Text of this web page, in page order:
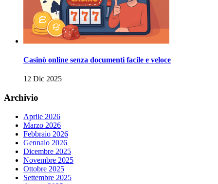
Casinò online senza documenti facile e veloce
12 Dic 2025
Archivio
Aprile 2026
Marzo 2026
Febbraio 2026
Gennaio 2026
Dicembre 2025
Novembre 2025
Ottobre 2025
Settembre 2025